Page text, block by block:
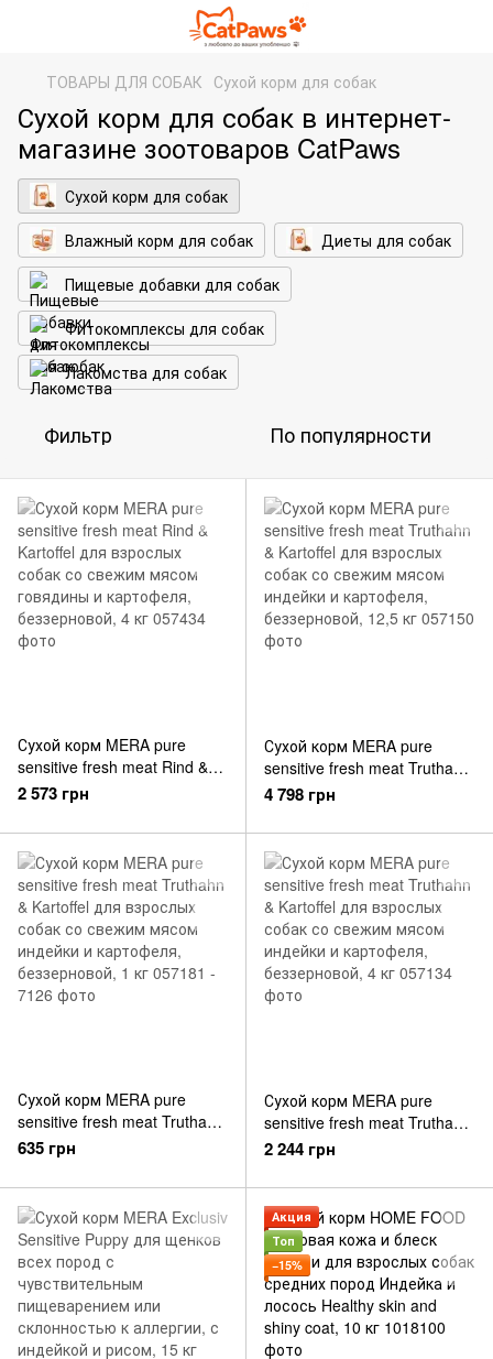
ТОВАРЫ ДЛЯ СОБАК Сухой корм для собак
Сухой корм для собак в интернет-
магазине зоотоваров CatPaws
Сухой корм для собак
Влажный корм для собак
Диеты для собак
Пищевые добавки для собак
Фитокомплексы для собак
Лакомства для собак
Фильтр По популярности
Сухой корм MERA pure
sensitive fresh meat Rind &
Kartoffel для взрослых
говядины и картофеля,
беззерновой, 4 кг
2 573 грн
Сухой корм MERA pure
sensitive fresh meat Truthahn
& Kartoffel для взрослых
индейки и картофеля,
беззерновой, 12,5 кг
4 798 грн
Сухой корм MERA pure
sensitive fresh meat Truthahn
& Kartoffel для взрослых
индейки и картофеля,
беззерновой, 1 кг
635 грн
Сухой корм MERA pure
sensitive fresh meat Truthahn
& Kartoffel для взрослых
индейки и картофеля,
беззерновой, 4 кг
2 244 грн
Акция
Топ
−15%